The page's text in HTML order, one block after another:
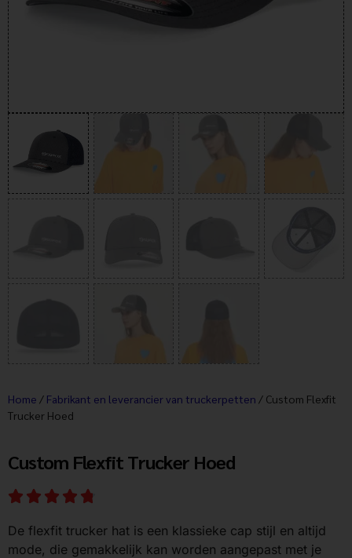
Home / Fabrikant en leverancier van truckerpetten / Custom Flexfit
Trucker Hoed
Custom Flexfit Trucker Hoed
De flexfit trucker hat is een klassieke cap stijl en altijd
mode, die gemakkelijk kan worden aangepast met je